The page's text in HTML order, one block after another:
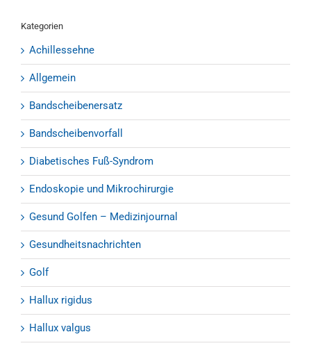
Kategorien
Achillessehne
Allgemein
Bandscheibenersatz
Bandscheibenvorfall
Diabetisches Fuß-Syndrom
Endoskopie und Mikrochirurgie
Gesund Golfen – Medizinjournal
Gesundheitsnachrichten
Golf
Hallux rigidus
Hallux valgus